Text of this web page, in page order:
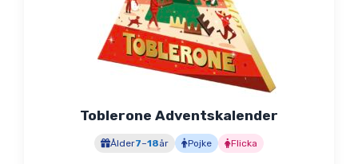
Toblerone Adventskalender
Ålder7–18år Pojke Flicka